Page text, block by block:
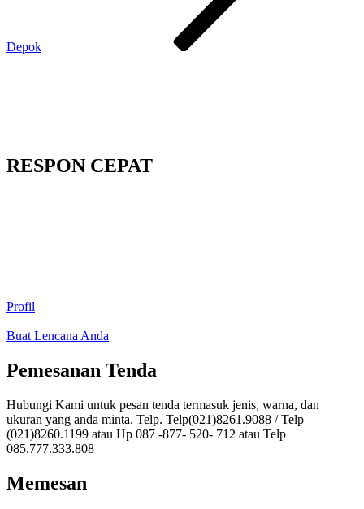
Depok
RESPON CEPAT
Profil
Buat Lencana Anda
Pemesanan Tenda
Hubungi Kami untuk pesan tenda termasuk jenis, warna, dan
ukuran yang anda minta. Telp. Telp(021)8261.9088 / Telp
(021)8260.1199 atau Hp 087 -877- 520- 712 atau Telp
085.777.333.808
Memesan